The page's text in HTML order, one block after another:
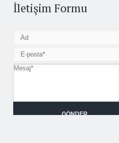
İletişim Formu